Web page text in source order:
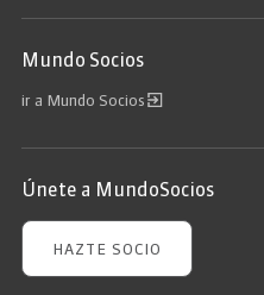
Mundo Socios
ir a Mundo Socios
Únete a MundoSocios
HAZTE SOCIO